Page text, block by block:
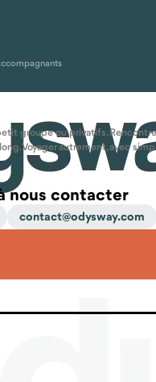
groupe ou privatifs.
Voyager autrement, avec
nous contacter
contact@odysway.com